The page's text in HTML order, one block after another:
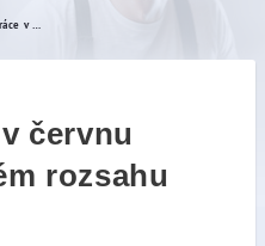
v červnu
červnu
rozsahu